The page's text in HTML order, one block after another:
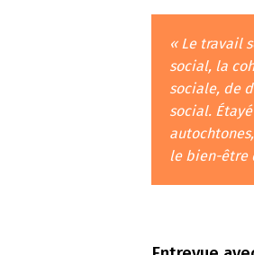
« Le travail
social, la
sociale, de
social.
le bien-être